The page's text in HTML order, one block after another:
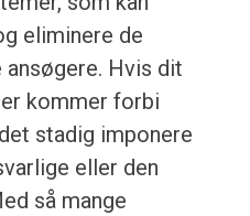
eliminere de
Hvis dit
kommer forbi
stadig imponere
eller den
så mange